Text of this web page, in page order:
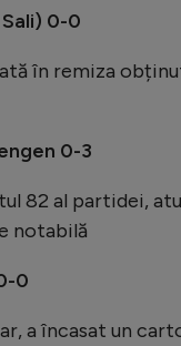
0-0
în remiza
0-3
82 al partidei,
notabilă
0
a încasat un